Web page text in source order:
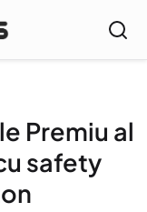
Premiu al
safety